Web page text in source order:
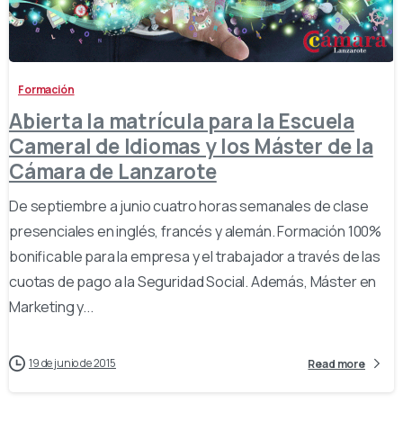
-
Formación
Abierta la matrícula para la Escuela
Cameral de Idiomas y los Máster de la
Cámara de Lanzarote
De septiembre a junio cuatro horas semanales de clase
presenciales en inglés, francés y alemán. Formación 100%
bonificable para la empresa y el trabajador a través de las
cuotas de pago a la Seguridad Social. Además, Máster en
Marketing y...
19 de junio de 2015 Read more